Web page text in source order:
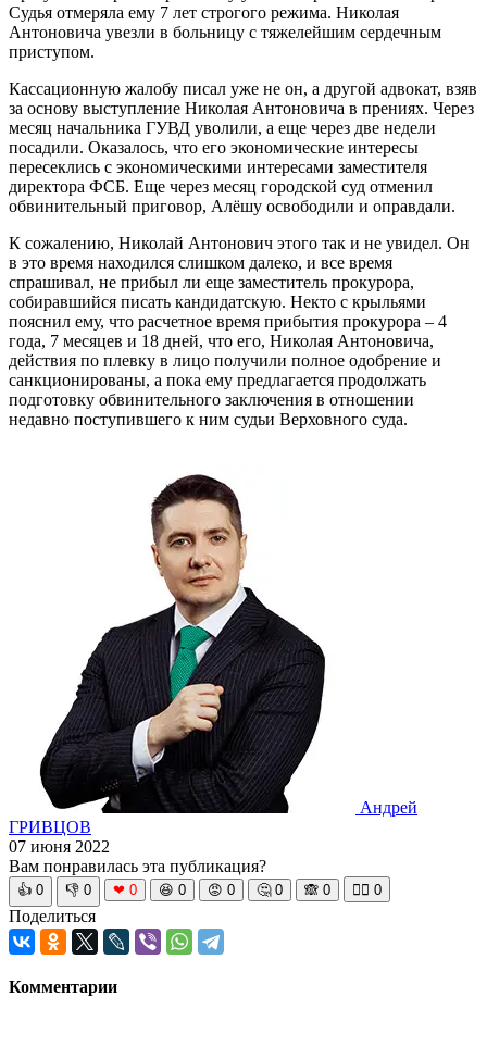
Судья отмеряла ему 7 лет строгого режима. Николая
Антоновича увезли в больницу с тяжелейшим сердечным
приступом.
Кассационную жалобу писал уже не он, а другой адвокат, взяв
за основу выступление Николая Антоновича в прениях. Через
месяц начальника ГУВД уволили, а еще через две недели
посадили. Оказалось, что его экономические интересы
пересеклись с экономическими интересами заместителя
директора ФСБ. Еще через месяц городской суд отменил
обвинительный приговор, Алёшу освободили и оправдали.
К сожалению, Николай Антонович этого так и не увидел. Он
в это время находился слишком далеко, и все время
спрашивал, не прибыл ли еще заместитель прокурора,
собиравшийся писать кандидатскую. Некто с крыльями
пояснил ему, что расчетное время прибытия прокурора – 4
года, 7 месяцев и 18 дней, что его, Николая Антоновича,
действия по плевку в лицо получили полное одобрение и
санкционированы, а пока ему предлагается продолжать
подготовку обвинительного заключения в отношении
недавно поступившего к ним судьи Верховного суда.
Андрей
ГРИВЦОВ
07 июня 2022
Вам понравилась эта публикация?
👍 0 👎 0 ❤ 0 😆 0 😡 0 🤔 0 🙈 0 🧘‍♀️ 0
Поделиться
Комментарии